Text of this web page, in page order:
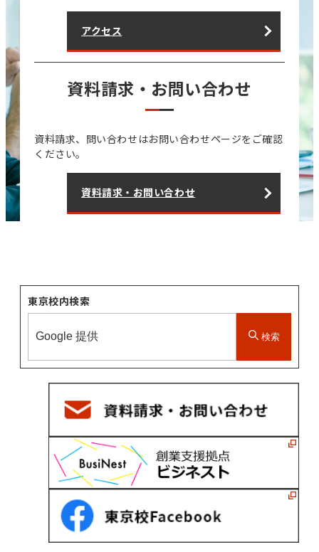
東京校内検索
検索
アクセス
資料請求・お問い合わせ
資料請求、問い合わせはお問い合わせページをご確認
ください。
資料請求・お問い合わせ